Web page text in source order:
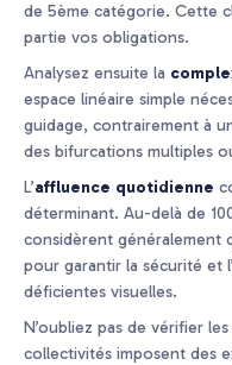
de 5ème catégorie. Cette
partie vos obligations.
Analysez ensuite la
espace linéaire simple
guidage, contrairement à
des bifurcations multiples
L’affluence quotidienne
déterminant. Au-delà de
considèrent généralement
pour garantir la sécurité et
déficientes visuelles.
N’oubliez pas de vérifier les
collectivités imposent des